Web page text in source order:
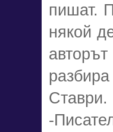
пишат.
някой
Ставри.
-